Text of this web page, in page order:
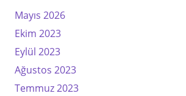
Mayıs 2026
Ekim 2023
Eylül 2023
Ağustos 2023
Temmuz 2023